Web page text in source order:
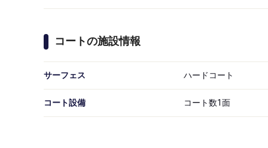
コートの施設情報
サーフェス ハードコート
コート設備 コート数1面